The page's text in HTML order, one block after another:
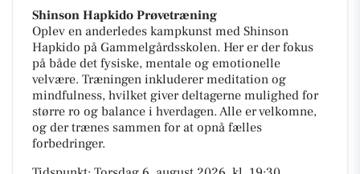
Shinson Hapkido Prøvetræning
Oplev en anderledes kampkunst med Shinson
Hapkido på Gammelgårdsskolen. Her er der fokus
på både det fysiske, mentale og emotionelle
velvære. Træningen inkluderer meditation og
mindfulness, hvilket giver deltagerne mulighed for
større ro og balance i hverdagen. Alle er velkomne,
og der trænes sammen for at opnå fælles
forbedringer.